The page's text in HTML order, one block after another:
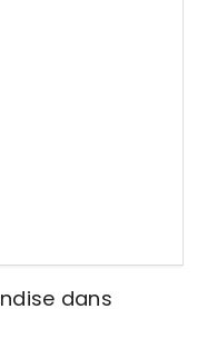
dans